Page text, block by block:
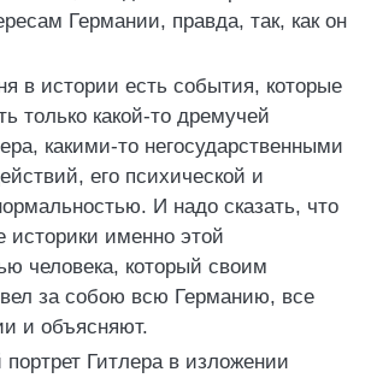
Германии, правда, так, как он
в истории есть события, которые
только какой-то дремучей
какими-то негосударственными
его психической и
И надо сказать, что
историки именно этой
человека, который своим
за собою всю Германию, все
и объясняют.
Гитлера в изложении